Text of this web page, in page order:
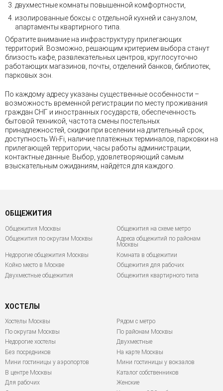
двухместные комнаты повышенной комфортности,
изолированные боксы с отдельной кухней и санузлом,
апартаменты квартирного типа.
Обратите внимание на инфраструктуру прилегающих
территорий. Возможно, решающим критерием выбора станут
близость кафе, развлекательных центров, круглосуточно
работающих магазинов, почты, отделений банков, библиотек,
парковых зон.
По каждому адресу указаны существенные особенности –
возможность временной регистрации по месту проживания
граждан СНГ и иностранных государств, обеспеченность
бытовой техникой, частота смены постельных
принадлежностей, скидки при вселении на длительный срок,
доступность Wi-Fi, наличие платёжных терминалов, парковки на
прилегающей территории, часы работы администрации,
контактные данные. Выбор, удовлетворяющий самым
взыскательным ожиданиям, найдётся для каждого.
ОБЩЕЖИТИЯ
Общежития Москвы
Общежития на схеме метро
Общежития по округам Москвы
Адреса общежитий по районам
Москвы
Недорогие общежития Москвы
Комната в общежитии
Койко место в Москве
Общежития для рабочих
Двухместные общежития
Общежития квартирного типа
ХОСТЕЛЫ
Хостелы Москвы
По округам Москвы
Недорогие хостелы
Без посредников
Мини гостиницы у аэропортов
В центре Москвы
Для рабочих
Рядом с метро
По районам Москвы
Двухместные
На карте Москвы
Мини гостиницы у вокзалов
Каталог собственников
Женские